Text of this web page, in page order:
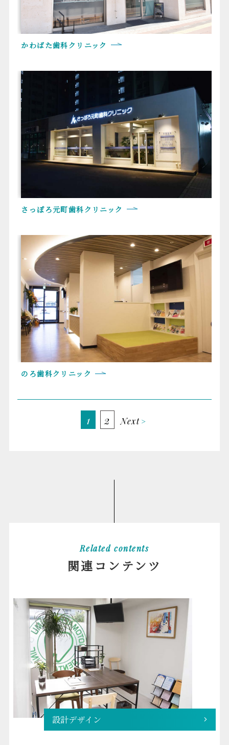
かわばた歯科クリニック
さっぽろ元町歯科クリニック
のろ歯科クリニック
1 2 Next
Related contents
関連コンテンツ
設計デザイン